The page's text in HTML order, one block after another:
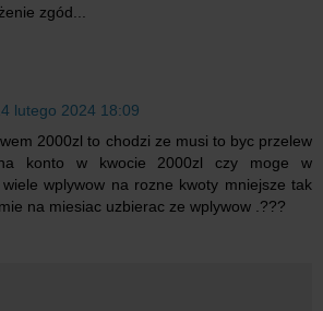
zgód...
lutego 2024 18:09
2000zl to chodzi ze musi to byc przelew
na konto w kwocie 2000zl czy moge w
wplywow na rozne kwoty mniejsze tak
na miesiac uzbierac ze wplywow .???